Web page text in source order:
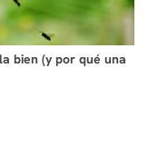
bien (y por qué una